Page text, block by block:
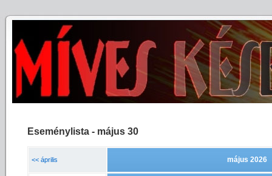
Eseménylista - május 30
<< április május 2026